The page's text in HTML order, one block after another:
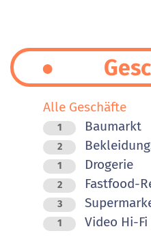
Alle Geschäfte
1 Baumarkt
2
1 Drogerie
2 Fastfood-
3
1 Video Hi-